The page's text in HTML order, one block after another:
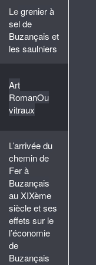
Legrenier à
sel de
Buzançais et
les saulniers
Art
RomanOu
vitraux
L’arrivée du
chemin de
Fer à
Buzançais
au XIXème
siècle et ses
effets sur le
l’économie
de
Buzançais